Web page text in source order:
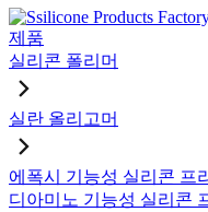
제품
실리콘 폴리머
실란 올리고머
에폭시 기능성 실리콘 프
디아미노 기능성 실리콘